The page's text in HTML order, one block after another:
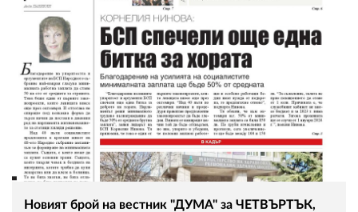
Новият брой на вестник "ДУМА" за ЧЕТВЪРТЪК,